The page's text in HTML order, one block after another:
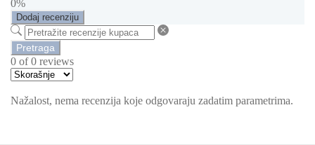
0%
Dodaj recenziju
Pretraga
0 of 0 reviews
Nažalost, nema recenzija koje odgovaraju zadatim parametrima.